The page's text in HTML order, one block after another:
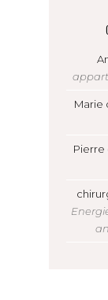
Marie
Pierre